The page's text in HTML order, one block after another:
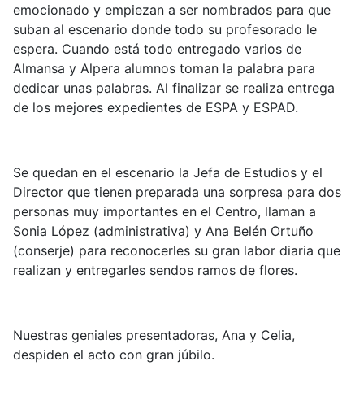
emocionado y empiezan a ser nombrados para que
suban al escenario donde todo su profesorado le
espera. Cuando está todo entregado varios de
Almansa y Alpera alumnos toman la palabra para
dedicar unas palabras. Al finalizar se realiza entrega
de los mejores expedientes de ESPA y ESPAD.
Se quedan en el escenario la Jefa de Estudios y el
Director que tienen preparada una sorpresa para dos
personas muy importantes en el Centro, llaman a
Sonia López (administrativa) y Ana Belén Ortuño
(conserje) para reconocerles su gran labor diaria que
realizan y entregarles sendos ramos de flores.
Nuestras geniales presentadoras, Ana y Celia,
despiden el acto con gran júbilo.